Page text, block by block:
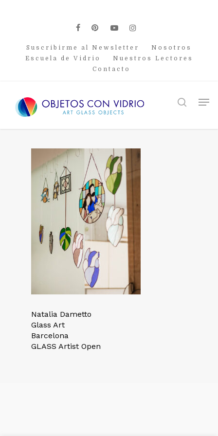
facebook
pinterest
youtubeinstagram
Suscribirme al Newsletter
Nosotros
Escuela de Vidrio
Nuestros Lectores
Contacto
search
Natalia Dametto
Glass Art
Barcelona
GLASS Artist Open